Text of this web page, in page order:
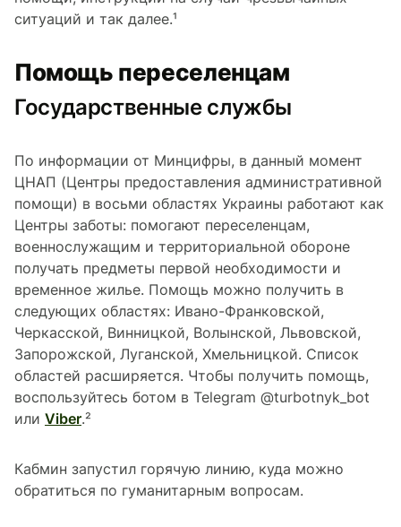
ситуаций и так далее.¹
Помощь переселенцам
Государственные службы
По информации от Минцифры, в данный момент
ЦНАП (Центры предоставления административной
помощи) в восьми областях Украины работают как
Центры заботы: помогают переселенцам,
военнослужащим и территориальной обороне
получать предметы первой необходимости и
временное жилье. Помощь можно получить в
следующих областях: Ивано-Франковской,
Черкасской, Винницкой, Волынской, Львовской,
Запорожской, Луганской, Хмельницкой. Список
областей расширяется. Чтобы получить помощь,
воспользуйтесь ботом в Telegram @turbotnyk_bot
или Viber.²
Кабмин запустил горячую линию, куда можно
обратиться по гуманитарным вопросам.